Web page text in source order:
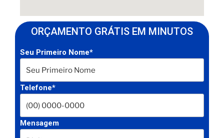
ORÇAMENTO GRÁTIS EM MINUTOS
Seu Primeiro Nome*
Telefone*
Mensagem